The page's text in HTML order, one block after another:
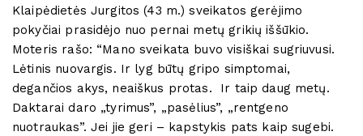
Klaipėdietės Jurgitos (43 m.) sveikatos gerėjimo
pokyčiai prasidėjo nuo pernai metų grikių iššūkio.
Moteris rašo: “Mano sveikata buvo visiškai sugriuvusi.
Lėtinis nuovargis. Ir lyg būtų gripo simptomai,
degančios akys, neaiškus protas. Ir taip daug metų.
Daktarai daro „tyrimus”, „pasėlius”, „rentgeno
nuotraukas”. Jei jie geri – kapstykis pats kaip sugebi.